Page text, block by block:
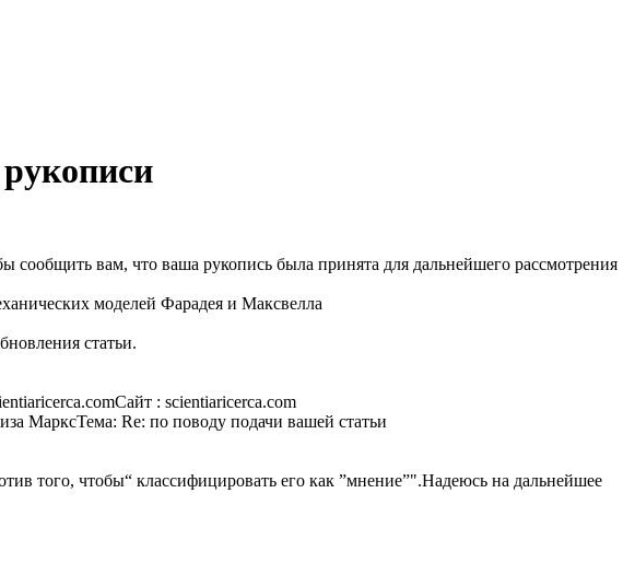
вам, что ваша рукопись была принята для дальнейшего рассмотрения
моделей Фарадея и Максвелла
статьи.
: scientiaricerca.com
МарксТема: Re: по поводу подачи вашей статьи
того, чтобы“ классифицировать его как ”мнение”".Надеюсь на дальнейшее